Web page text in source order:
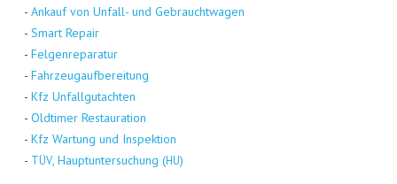
- Ankauf von Unfall- und Gebraucht­wa­gen
- Smart Repair
- Fel­gen­re­pa­ra­tur
- Fahr­zeug­auf­be­rei­tung
- Kfz Unfall­gut­ach­ten
- Old­ti­mer Restau­ra­ti­on
- Kfz War­tung und Inspek­ti­on
- TÜV, Haupt­un­ter­su­chung (HU)